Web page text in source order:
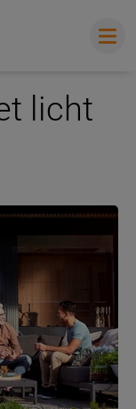
licht